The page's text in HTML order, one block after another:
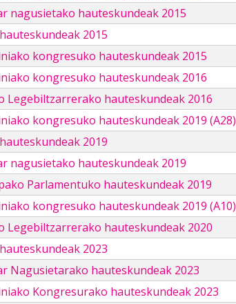
nagusietako hauteskundeak 2015
2015
kongresuko hauteskundeak 2015
kongresuko hauteskundeak 2016
Legebiltzarrerako hauteskundeak 2016
kongresuko hauteskundeak 2019 (A28)
2019
nagusietako hauteskundeak 2019
Parlamentuko hauteskundeak 2019
kongresuko hauteskundeak 2019 (A10)
Legebiltzarrerako hauteskundeak 2020
2023
Nagusietarako hauteskundeak 2023
Kongresurako hauteskundeak 2023